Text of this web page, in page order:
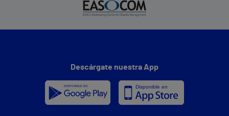
Descárgate nuestra App